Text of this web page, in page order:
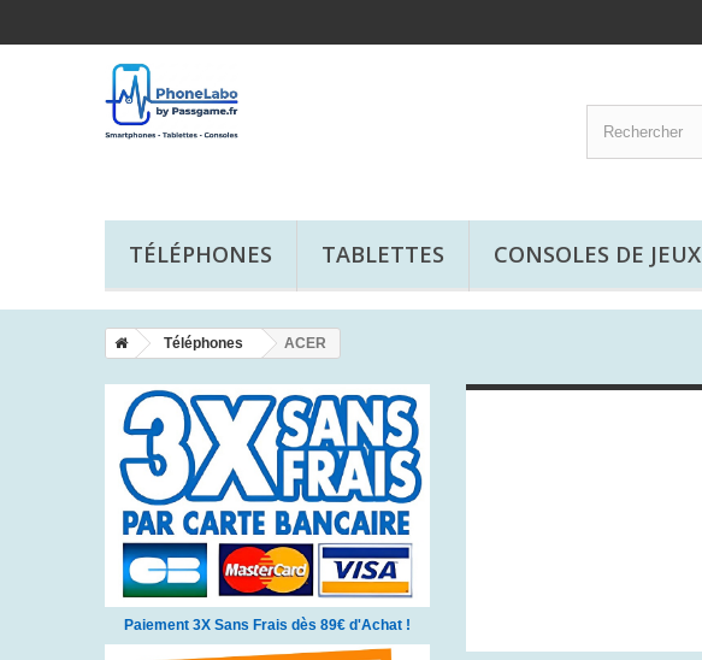
TÉLÉPHONES TABLETTES CONSOLES DE JEUX
Téléphones ACER
Paiement 3X Sans Frais dès 89€ d'Achat !